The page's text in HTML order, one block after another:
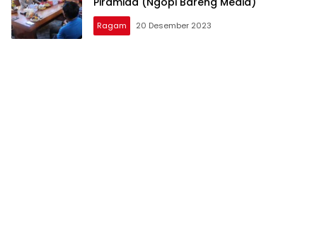
Ragam 20 Desember 2023